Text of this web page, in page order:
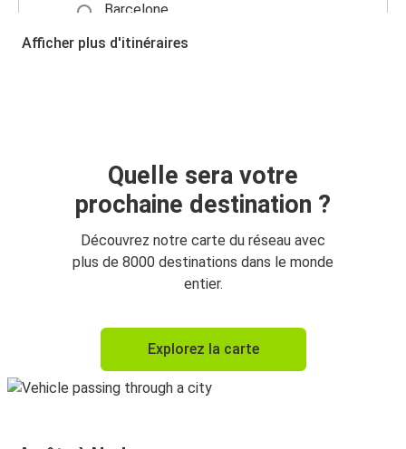
Barcelone
Narbonne
Narbonne
Narbonne
Afficher plus d'itinéraires
Quelle sera votre
prochaine destination ?
Découvrez notre carte du réseau avec
plus de 8000 destinations dans le monde
entier.
Explorez la carte